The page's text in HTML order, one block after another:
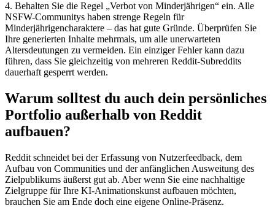
4. Behalten Sie die Regel „Verbot von Minderjährigen“ ein. Alle
NSFW-Communitys haben strenge Regeln für
Minderjährigencharaktere – das hat gute Gründe. Überprüfen Sie
Ihre generierten Inhalte mehrmals, um alle unerwarteten
Altersdeutungen zu vermeiden. Ein einziger Fehler kann dazu
führen, dass Sie gleichzeitig von mehreren Reddit-Subreddits
dauerhaft gesperrt werden.
Warum solltest du auch dein persönliches
Portfolio außerhalb von Reddit
aufbauen?
Reddit schneidet bei der Erfassung von Nutzerfeedback, dem
Aufbau von Communities und der anfänglichen Ausweitung des
Zielpublikums äußerst gut ab. Aber wenn Sie eine nachhaltige
Zielgruppe für Ihre KI-Animationskunst aufbauen möchten,
brauchen Sie am Ende doch eine eigene Online-Präsenz.